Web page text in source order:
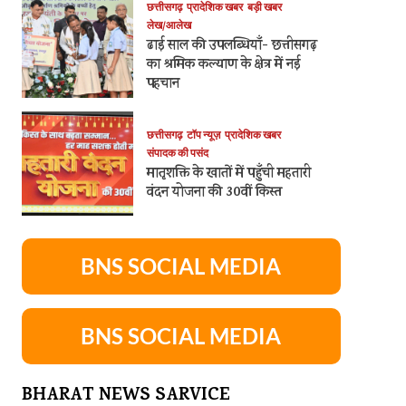
छत्तीसगढ़ प्रादेशिक खबर बड़ी खबर
लेख/आलेख
ढाई साल की उपलब्धियाँ- छत्तीसगढ़
का श्रमिक कल्याण के क्षेत्र में नई
पहचान
छत्तीसगढ़ टॉप न्यूज़ प्रादेशिक खबर
संपादक की पसंद
मातृशक्ति के खातों में पहुँची महतारी
वंदन योजना की 30वीं किस्त
BNS SOCIAL MEDIA
BNS SOCIAL MEDIA
BHARAT NEWS SARVICE